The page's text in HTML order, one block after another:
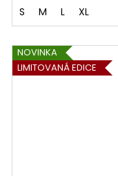
S M L XL
NOVINKA
LIMITOVANÁ EDICE